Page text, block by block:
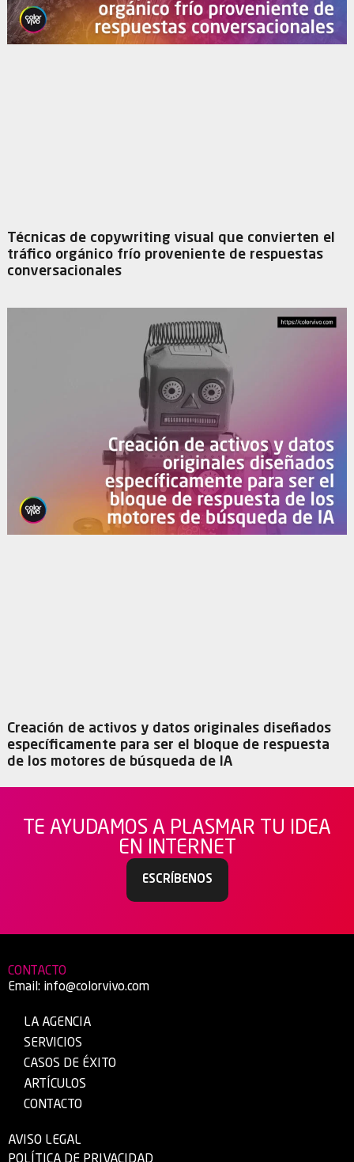
Técnicas de copywriting visual que convierten el
tráfico orgánico frío proveniente de respuestas
conversacionales
Creación de activos y datos originales diseñados
específicamente para ser el bloque de respuesta
de los motores de búsqueda de IA
TE AYUDAMOS A PLASMAR TU IDEA
EN INTERNET
ESCRÍBENOS
CONTACTO
Email: info@colorvivo.com
LA AGENCIA
SERVICIOS
CASOS DE ÉXITO
ARTÍCULOS
CONTACTO
AVISO LEGAL
POLÍTICA DE PRIVACIDAD